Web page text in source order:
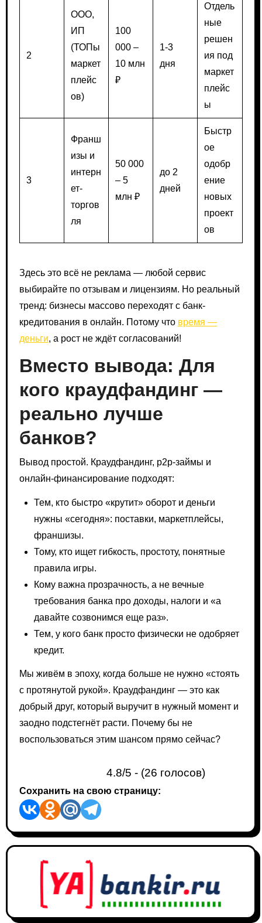
2
ООО,
ИП
(ТОПы
маркет
плейс
ов)
100
000 –
10 млн
₽
1-3
дня
Отдель
ные
решен
ия под
маркет
плейс
ы
3
Франш
изы и
интерн
ет-
торгов
ля
50 000
– 5
млн ₽
до 2
дней
Быстр
ое
одобр
ение
новых
проект
ов
Здесь это всё не реклама — любой сервис
выбирайте по отзывам и лицензиям. Но реальный
тренд: бизнесы массово переходят с банк-
кредитования в онлайн. Потому что время —
деньги, а рост не ждёт согласований!
Вместо вывода: Для
кого краудфандинг —
реально лучше
банков?
Вывод простой. Краудфандинг, p2p-займы и
онлайн-финансирование подходят:
Тем, кто быстро «крутит» оборот и деньги
нужны «сегодня»: поставки, маркетплейсы,
франшизы.
Тому, кто ищет гибкость, простоту, понятные
правила игры.
Кому важна прозрачность, а не вечные
требования банка про доходы, налоги и «а
давайте созвонимся еще раз».
Тем, у кого банк просто физически не одобряет
кредит.
Мы живём в эпоху, когда больше не нужно «стоять
с протянутой рукой». Краудфандинг — это как
добрый друг, который выручит в нужный момент и
заодно подстегнёт расти. Почему бы не
воспользоваться этим шансом прямо сейчас?
4.8/5 - (26 голосов)
Сохранить на свою страницу: